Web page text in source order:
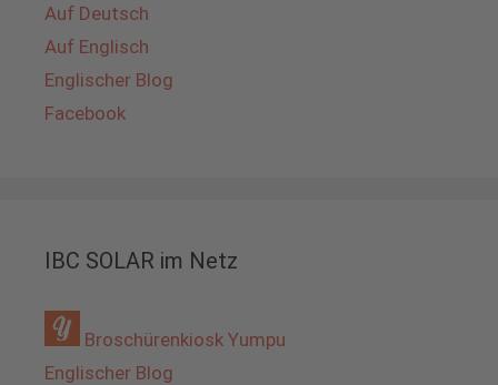
Auf Deutsch
Auf Englisch
Englischer Blog
Facebook
IBC SOLAR im Netz
Broschürenkiosk Yumpu
Englischer Blog